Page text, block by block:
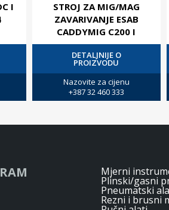
I
STROJ ZA MIG/MAG
ZAVARIVANJE ESAB
CADDYMIG C200 I
DETALJNIJE O
PROIZVODU
Nazovite za cijenu
+387 32 460 333
Mjerni
Plinski/gasni
Pneumatski
Rezni i brusni